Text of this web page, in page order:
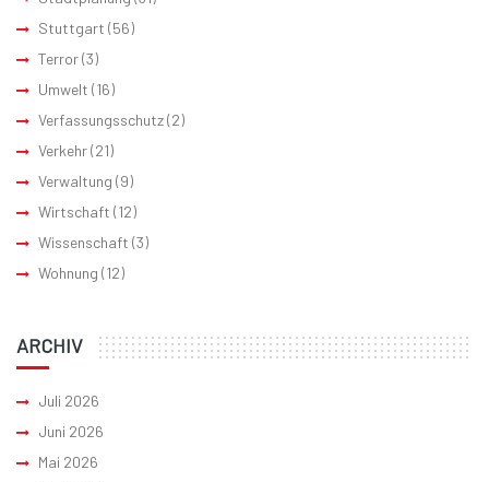
Stuttgart (56)
Terror(3)
Umwelt (16)
Verfassungsschutz(2)
Verkehr(21)
Verwaltung (9)
Wirtschaft (12)
Wissenschaft (3)
Wohnung (12)
ARCHIV
Juli 2026
Juni 2026
Mai 2026